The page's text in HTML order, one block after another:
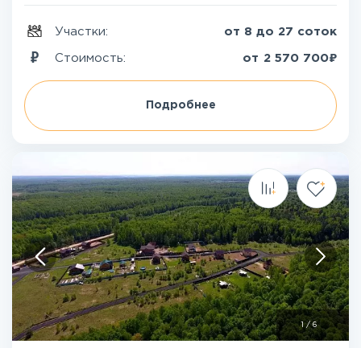
Участки: от 8 до 27 соток
Стоимость: от 2 570 700₽
Подробнее
1 /6